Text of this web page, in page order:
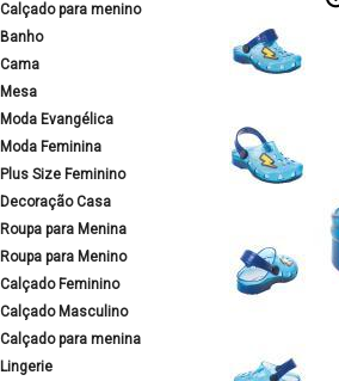
Calçado para menino
Banho
Cama
Mesa
Moda Evangélica
Moda Feminina
Plus Size Feminino
Decoração Casa
Roupa para Menina
Roupa para Menino
Calçado Feminino
Calçado Masculino
Calçado para menina
Lingerie